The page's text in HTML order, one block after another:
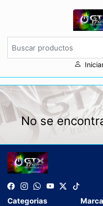
No se
Categorias